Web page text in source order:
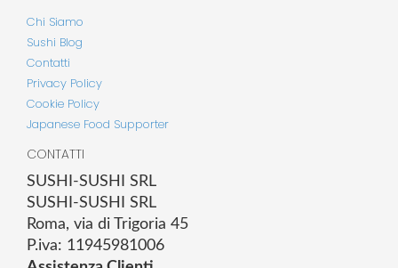
Chi Siamo
Sushi Blog
Contatti
Privacy Policy
Cookie Policy
Japanese Food Supporter
CONTATTI
SUSHI-SUSHI SRL
SUSHI-SUSHI SRL
Roma, via di Trigoria 45
P.iva: 11945981006